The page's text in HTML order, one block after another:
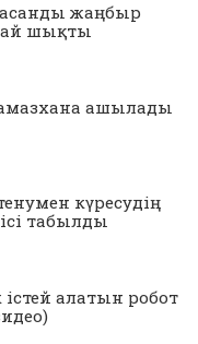
жаңбыр
шықты
ашылады
күресудің
табылды
алатын робот